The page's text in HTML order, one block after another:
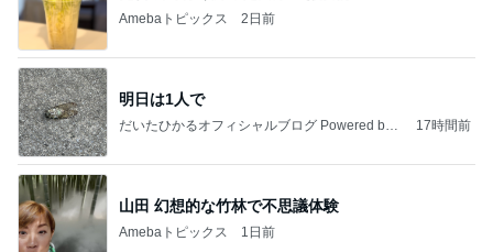
Amebaトピックス 2日前
明日は1人で
だいたひかるオフィシャルブログ Powered by
17時間前
山田 幻想的な竹林で不思議体験
Amebaトピックス 1日前